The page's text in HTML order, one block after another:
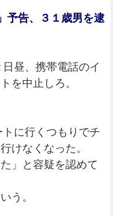
予告、３１歳男を逮
昼、携帯電話のイ
を中止しろ。
に行くつもりでチ
けなくなった。
」と容疑を認めて
う。